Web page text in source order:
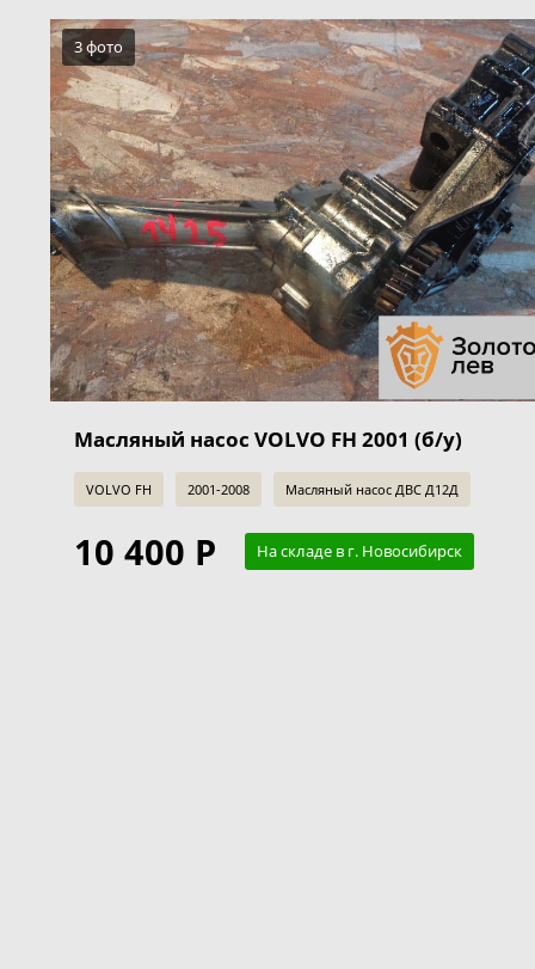
3 фото
Масляный насос VOLVO FH 2001 (б/у)
VOLVO FH 2001-2008 Масляный насос ДВС Д12Д
10 400 Р На складе в г. Новосибирск